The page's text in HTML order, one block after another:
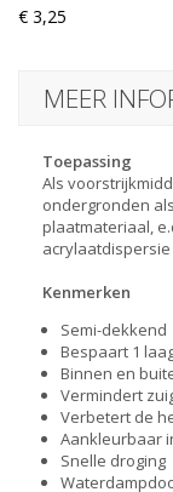
€ 3,25
MEER
Toepassing
Als
ondergronden
plaatmateriaal,
Kenmerken
Semi-dekkend
Bespaart 1
Binnen en
Vermindert
Verbetert de
Aankleurbaar
Snelle droging